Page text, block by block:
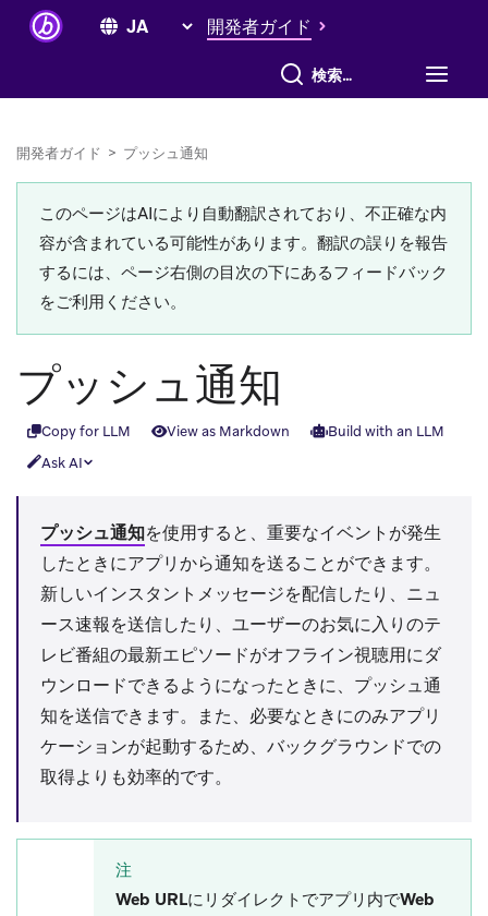
開発者ガイド
すべて検索
開発者ガイド > プッシュ通知
このページはAIにより自動翻訳されており、不正確な内
容が含まれている可能性があります。翻訳の誤りを報告
するには、ページ右側の目次の下にあるフィードバック
をご利用ください。
プッシュ通知
Copy for LLM View as Markdown
Build with an LLM
Ask AI
プッシュ通知を使用すると、重要なイベントが発生
したときにアプリから通知を送ることができます。
新しいインスタントメッセージを配信したり、ニュ
ース速報を送信したり、ユーザーのお気に入りのテ
レビ番組の最新エピソードがオフライン視聴用にダ
ウンロードできるようになったときに、プッシュ通
知を送信できます。また、必要なときにのみアプリ
ケーションが起動するため、バックグラウンドでの
取得よりも効率的です。
注
Web URLにリダイレクト でアプリ内でWeb